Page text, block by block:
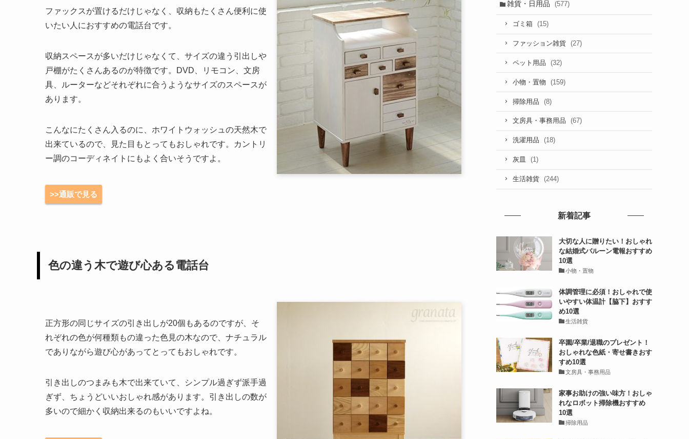
ファックスが置けるだけじゃなく、収納もたくさん便利に使
いたい人におすすめの電話台です。
収納スペースが多いだけじゃなくて、サイズの違う引出しや
戸棚がたくさんあるのが特徴です。DVD、リモコン、文房
具、ルーターなどそれぞれに合うようなサイズのスペースが
あります。
こんなにたくさん入るのに、ホワイトウォッシュの天然木で
出来ているので、見た目もとってもおしゃれです。カントリ
ー調のコーディネイトにもよく合いそうですよ。
>>通販で見る
色の違う木で遊び心ある電話台
正方形の同じサイズの引き出しが20個もあるのですが、そ
れぞれの色が何種類もの違った色見の木なので、ナチュラル
でありながら遊び心があってとってもおしゃれです。
引き出しのつまみも木で出来ていて、シンプル過ぎず派手過
ぎず、ちょうどいいおしゃれ感があります。引き出しの数が
多いので細かく収納出来るのもいいですよね。
雑貨・日用品 (577)
ゴミ箱 (15)
ファッション雑貨 (27)
ペット用品 (32)
小物・置物 (159)
掃除用品 (8)
文房具・事務用品 (67)
洗濯用品 (18)
灰皿 (1)
生活雑貨 (244)
新着記事
大切な人に贈りたい！おしゃれ
な結婚式バルーン電報おすすめ
10選
小物・置物
体調管理に必須！おしゃれで使
いやすい体温計【脇下】おすす
め10選
生活雑貨
卒園/卒業/退職のプレゼント！
おしゃれな色紙・寄せ書きおす
すめ10選
文房具・事務用品
家事お助けの強い味方！おしゃ
れなロボット掃除機おすすめ
10選
掃除用品